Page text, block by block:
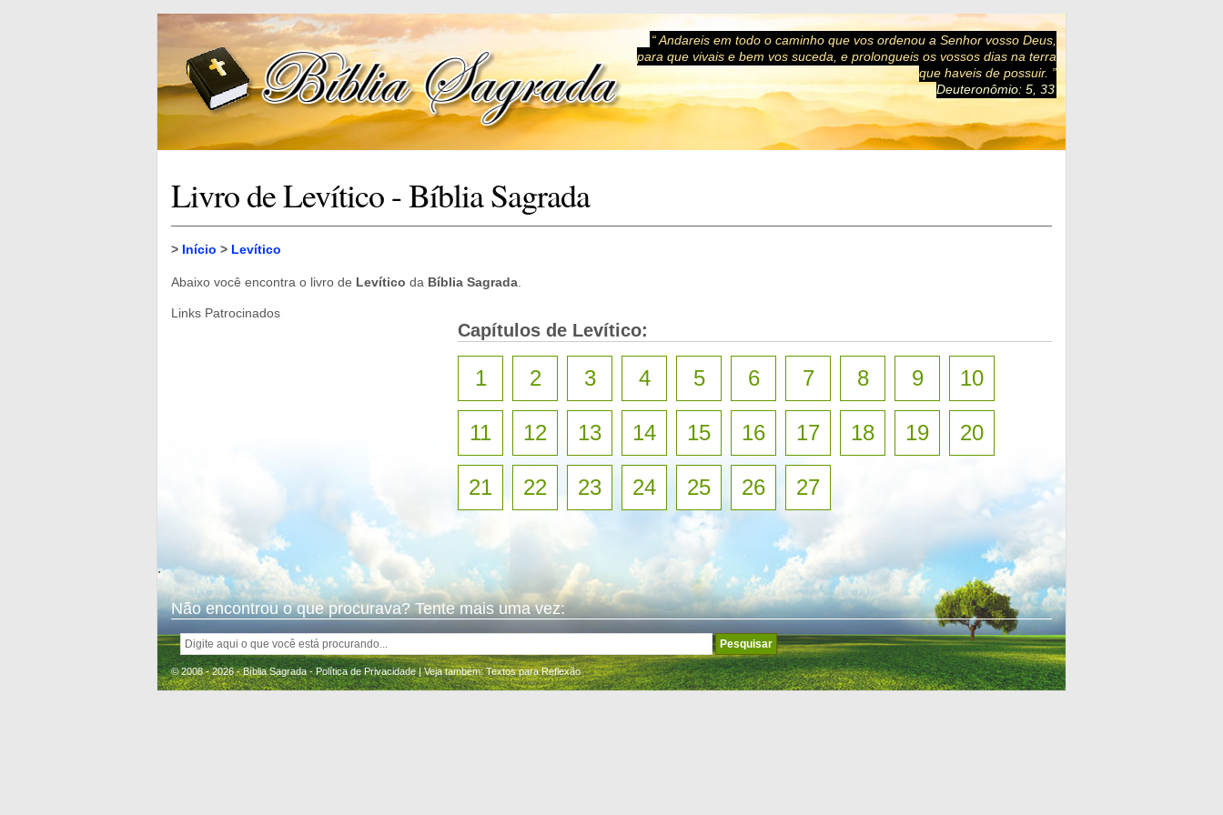
“ Andareis em todo o caminho que vos ordenou a Senhor vosso Deus,
para que vivais e bem vos suceda, e prolongueis os vossos dias na terra
que haveis de possuir. ”
Deuteronômio: 5, 33
Livro de Levítico - Bíblia Sagrada
> Início > Levítico
Abaixo você encontra o livro de Levítico da Bíblia Sagrada
Links Patrocinados
Capítulos de Levítico:
1 2 3 4 5 6 7 8 9 10
11 12 13 14 15 16 17 18 19 20
21 22 23 24 25 26 27
.
Não encontrou o que procurava? Tente mais uma vez:
© 2008 - 2026 - Bíblia Sagrada -Política de Privacidade| Veja também:Textos para Reflexão